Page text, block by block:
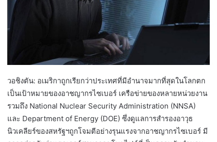
วอชิงตัน: ​​อเมริกาถูกเรียกว่าประเทศที่มีอำนาจมากที่สุดในโลกตก
เป็นเป้าหมายของอาชญากรไซเบอร์ เครือข่ายของหลายหน่วยงาน
รวมถึง National Nuclear Security Administration (NNSA)
และ Department of Energy (DOE) ซึ่งดูแลการสำรองอาวุธ
นิวเคลียร์ของสหรัฐฯถูกโจมตีอย่างรุนแรงจากอาชญากรไซเบอร์ มี